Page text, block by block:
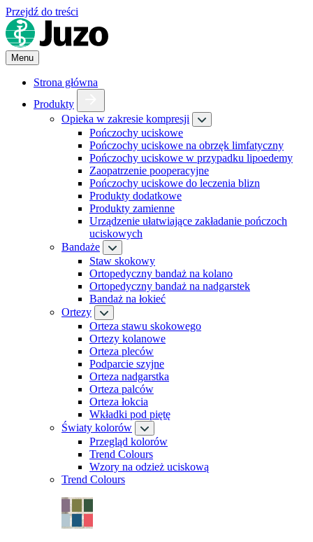
Przejdź do treści
Menu
Strona główna
Produkty
Opieka w zakresie kompresji
Pończochy uciskowe
Pończochy uciskowe na obrzęk limfatyczny
Pończochy uciskowe w przypadku lipoedemy
Zaopatrzenie pooperacyjne
Pończochy uciskowe do leczenia blizn
Produkty dodatkowe
Produkty zamienne
Urządzenie ułatwiające zakładanie pończoch
uciskowych
Bandaże
Staw skokowy
Ortopedyczny bandaż na kolano
Ortopedyczny bandaż na nadgarstek
Bandaż na łokieć
Ortezy
Orteza stawu skokowego
Ortezy kolanowe
Orteza pleców
Podparcie szyjne
Orteza nadgarstka
Orteza palców
Orteza łokcia
Wkładki pod piętę
Światy kolorów
Przegląd kolorów
Trend Colours
Wzory na odzież uciskową
Trend Colours